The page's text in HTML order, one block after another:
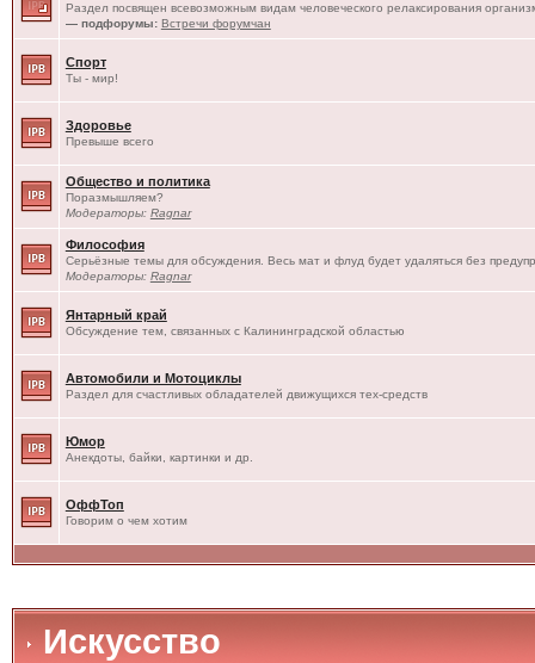
Раздел посвящен всевозможным видам человеческого релаксирования
— подфорумы: Встречи форумчан
Спорт
Ты - мир!
Здоровье
Превыше всего
Общество и политика
Поразмышляем?
Модераторы: Ragnar
Философия
Серьёзные темы для обсуждения. Весь мат и флуд будет удаляться без
Модераторы: Ragnar
Янтарный край
Обсуждение тем, связанных с Калининградской областью
Автомобили и Мотоциклы
Раздел для счастливых обладателей движущихся тех-средств
Юмор
Анекдоты, байки, картинки и др.
ОффТоп
Говорим о чем хотим
Искусство